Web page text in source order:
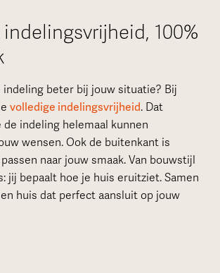
100%
indeling beter bij jouw situatie? Bij
volledige indelingsvrijheid. Dat
indeling helemaal kunnen
wensen. Ook de buitenkant is
naar jouw smaak. Van bouwstijl
jij bepaalt hoe je huis eruitziet. Samen
huis dat perfect aansluit op jouw